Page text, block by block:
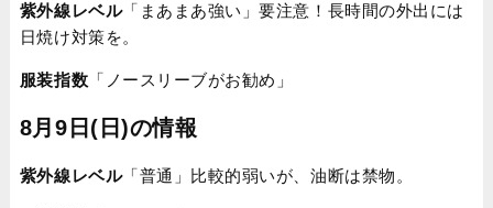
紫外線レベル「まあまあ強い」要注意！長時間の外出には
日焼け対策を。
服装指数 「ノースリーブがお勧め」
8月9日(日)の情報
紫外線レベル「普通」比較的弱いが、油断は禁物。